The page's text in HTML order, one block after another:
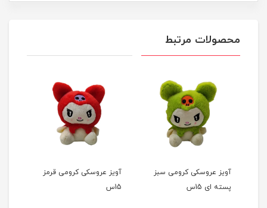
محصولات مرتبط
آویز عروسکی کرومی سبز
پسته ای 15س
آویز عروسکی کرومی قرمز
15س